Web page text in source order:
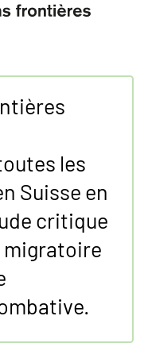
les
Suisse en
critique
migratoire